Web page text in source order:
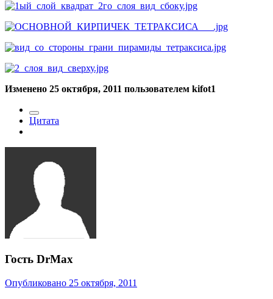
Изменено 25 октября, 2011 пользователем kifot1
Цитата
Гость DrMax
Опубликовано 25 октября, 2011